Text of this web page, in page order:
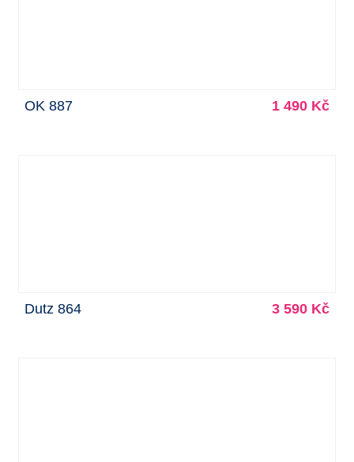
OK 887 1 490 Kč
Dutz 864 3 590 Kč